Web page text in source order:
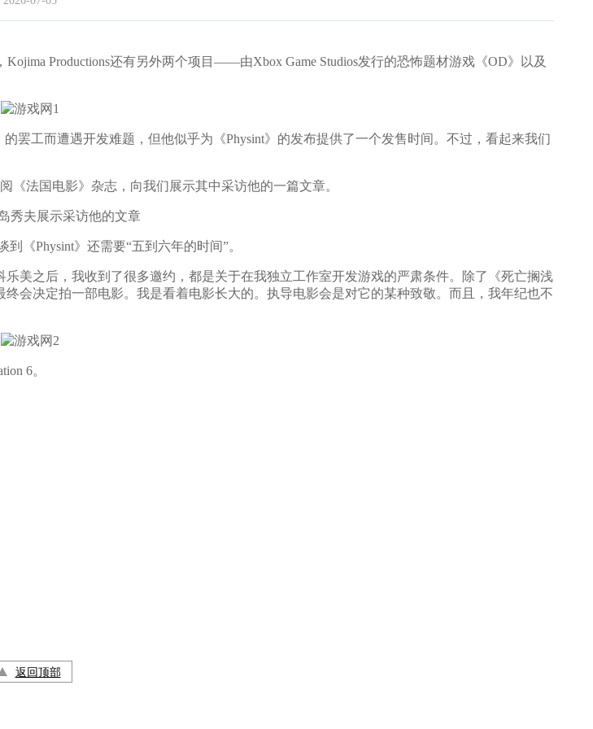
Productions还有另外两个项目——由Xbox Game Studios发行的恐怖题材游戏《OD》以及
工而遭遇开发难题，但他似乎为《Physint》的发布提供了一个发售时间。不过，看起来我们
法国电影》杂志，向我们展示其中采访他的一篇文章。
秀夫展示采访他的文章
《Physint》还需要“五到六年的时间”。
之后，我收到了很多邀约，都是关于在我独立工作室开发游戏的严肃条件。除了《死亡搁浅
会决定拍一部电影。我是看着电影长大的。执导电影会是对它的某种致敬。而且，我年纪也不
6。
返回顶部